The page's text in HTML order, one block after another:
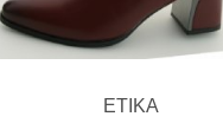
ETIKA